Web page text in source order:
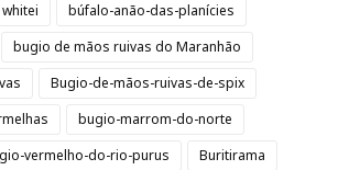
búfalo-anão-das-planícies
bugio de mãos ruivas do Maranhão
Bugio-de-mãos-ruivas-de-spix
bugio-marrom-do-norte
vermelho-do-rio-purus
Buritirama